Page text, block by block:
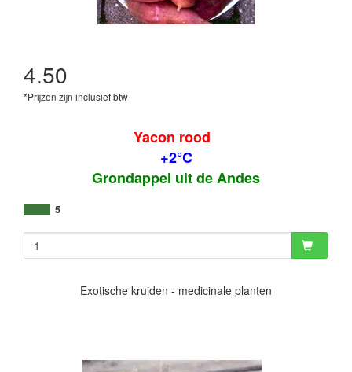
4.50
*Prijzen zijn inclusief btw
Yacon rood
+2°C
Grondappel uit de Andes
5
Exotische kruiden - medicinale planten